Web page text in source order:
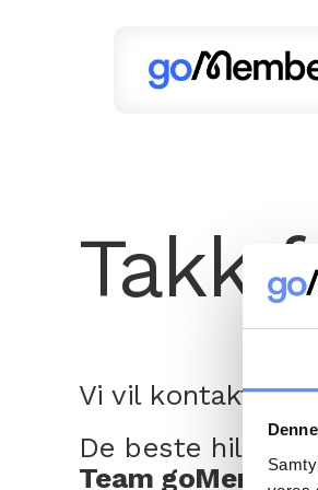
Takk
Vi vil kontakte
De beste
Team goMember.